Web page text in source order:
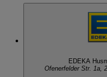
EDEKA
Ofenerfelder Str. 1a,